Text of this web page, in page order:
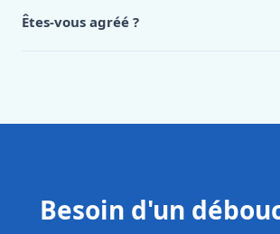
Êtes-vous agréé ?
Besoin d'un